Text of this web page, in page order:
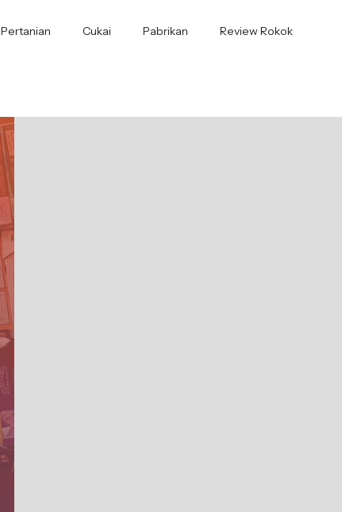
Pertanian Cukai Pabrikan Review Rokok